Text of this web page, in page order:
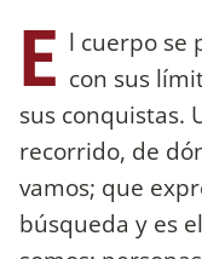
E l cuerpo se
con sus
sus conquistas.
recorrido, de
vamos; que
búsqueda y es